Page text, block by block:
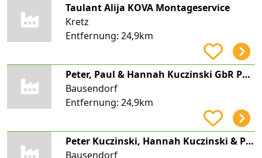
Taulant Alija KOVA Montageservice
Kretz
Entfernung: 24,9km
Peter, Paul & Hannah Kuczinski GbR Photovoltaik Kuczinski
Bausendorf
Entfernung: 24,9km
Peter Kuczinski, Hannah Kuczinski & Paul Kuczinski
Bausendorf